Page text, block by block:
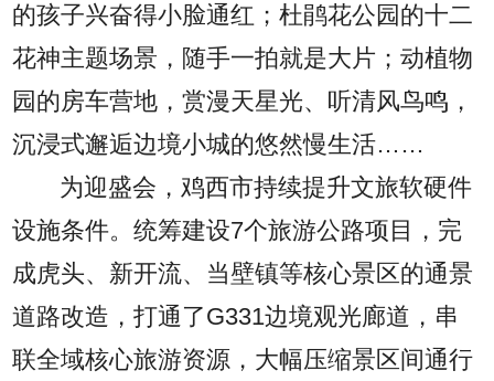
的孩子兴奋得小脸通红；杜鹃花公园的十二
花神主题场景，随手一拍就是大片；动植物
园的房车营地，赏漫天星光、听清风鸟鸣，
沉浸式邂逅边境小城的悠然慢生活……
为迎盛会，鸡西市持续提升文旅软硬件
设施条件。统筹建设7个旅游公路项目，完
成虎头、新开流、当壁镇等核心景区的通景
道路改造，打通了G331边境观光廊道，串
联全域核心旅游资源，大幅压缩景区间通行